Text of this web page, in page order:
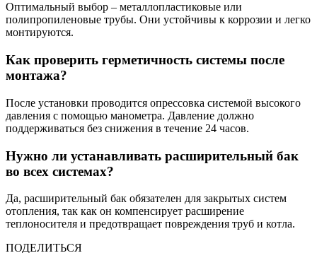
Оптимальный выбор – металлопластиковые или
полипропиленовые трубы. Они устойчивы к коррозии и легко
монтируются.
Как проверить герметичность системы после
монтажа?
После установки проводится опрессовка системой высокого
давления с помощью манометра. Давление должно
поддерживаться без снижения в течение 24 часов.
Нужно ли устанавливать расширительный бак
во всех системах?
Да, расширительный бак обязателен для закрытых систем
отопления, так как он компенсирует расширение
теплоносителя и предотвращает повреждения труб и котла.
ПОДЕЛИТЬСЯ